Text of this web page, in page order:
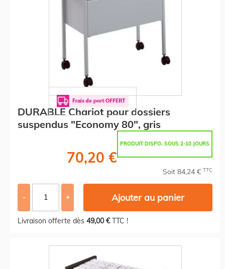
DURABLE Chariot pour dossiers
suspendus "Economy 80", gris
PRODUIT DISPO. SOUS 2-10 JOURS
70,20 €
Soit 84,24 € TTC
- + Ajouter au panier
Livraison offerte dès 49,00 €TTC !